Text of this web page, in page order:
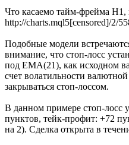
Что касаемо тайм-фрейма Н1,
http://charts.mql5[censored]/2/
Подобные модели
внимание, что стоп-лосс
под EMA(21), как исходном
счет волатильности
закрываться стоп-лоссом.
В данном примере стоп-лосс
пунктов, тейк-профит: +72
на 2). Сделка открыта в